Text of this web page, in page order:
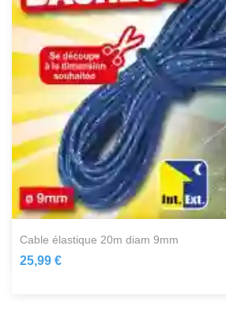
cable élastique 20m diam 9mm
25,99 €